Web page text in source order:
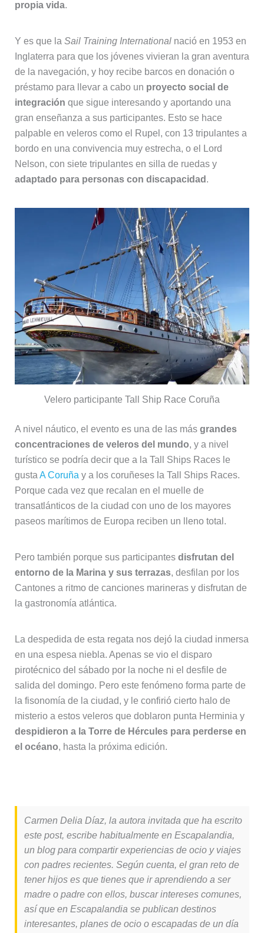
propia vida.
Y es que la Sail Training Internationalnació en 1953 en
Inglaterra para que los jóvenes vivieran la gran aventura
de la navegación, y hoy recibe barcos en donación o
préstamo para llevar a cabo un proyecto social de
integración que sigue interesando y aportando una
gran enseñanza a sus participantes. Esto se hace
palpable en veleros como el Rupel, con 13 tripulantes a
bordo en una convivencia muy estrecha, o el Lord
Nelson, con siete tripulantes en silla de ruedas y
adaptado para personas con discapacidad .
Velero participante Tall Ship Race Coruña
A nivel náutico, el evento es una de las más grandes
concentraciones de veleros del mundo, y a nivel
turístico se podría decir que a la Tall Ships Races le
gusta A Coruña y a los coruñeses la Tall Ships Races.
Porque cada vez que recalan en el muelle de
transatlánticos de la ciudad con uno de los mayores
paseos marítimos de Europa reciben un lleno total.
Pero también porque sus participantes disfrutan del
entorno de la Marina y sus terrazas, desfilan por los
Cantones a ritmo de canciones marineras y disfrutan de
la gastronomía atlántica.
La despedida de esta regata nos dejó la ciudad inmersa
en una espesa niebla. Apenas se vio el disparo
pirotécnico del sábado por la noche ni el desfile de
salida del domingo. Pero este fenómeno forma parte de
la fisonomía de la ciudad, y le confirió cierto halo de
misterio a estos veleros que doblaron punta Herminia y
despidieron a la Torre de Hércules para perderse en
el océano, hasta la próxima edición.
Carmen Delia Díaz, la autora invitada que ha escrito
este post, escribe habitualmente en Escapalandia,
un blog para compartir experiencias de ocio y viajes
con padres recientes. Según cuenta, el gran reto de
tener hijos es que tienes que ir aprendiendo a ser
madre o padre con ellos, buscar intereses comunes,
así que en Escapalandia se publican destinos
interesantes, planes de ocio o escapadas de un día